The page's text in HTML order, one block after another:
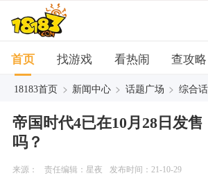
首页 找游戏 看热闹 查攻略
18183首页 > 新闻中心 > 话题广场 > 综合
帝国时代4已在10月28日发
吗？
来源： 责任编辑：星夜 发布时间：21-10-29